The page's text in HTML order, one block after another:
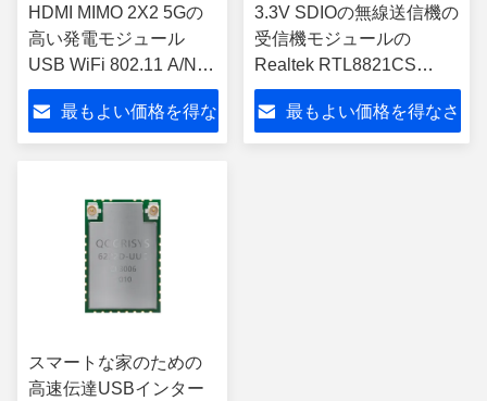
HDMI MIMO 2X2 5Gの
高い発電モジュール
USB WiFi 802.11 A/N
2T2R 5V
最もよい価格を得な
3.3V SDIOの無線送信機の
受信機モジュールの
Realtek RTL8821CS
UART PCM
最もよい価格を得なさ
スマートな家のための
高速伝達USBインター